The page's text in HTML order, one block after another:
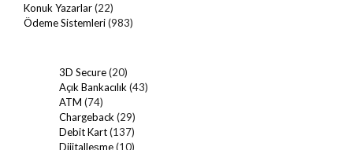
Konuk Yazarlar(22)
Ödeme Sistemleri(983)
3D Secure(20)
Açık Bankacılık (43)
ATM (74)
Chargeback (29)
Debit Kart(137)
Dijitalleşme(10)